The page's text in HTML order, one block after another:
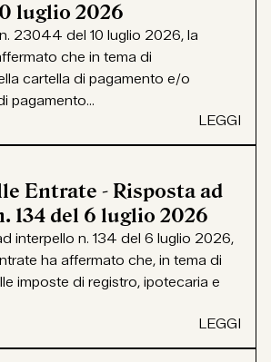
luglio 2026
23044 del 10 luglio 2026, la
che in tema di
cartella di pagamento e/o
pagamento...
LEGGI
Entrate - Risposta ad
134 del 6 luglio 2026
interpello n. 134 del 6 luglio 2026,
ha affermato che, in tema di
imposte di registro, ipotecaria e
LEGGI